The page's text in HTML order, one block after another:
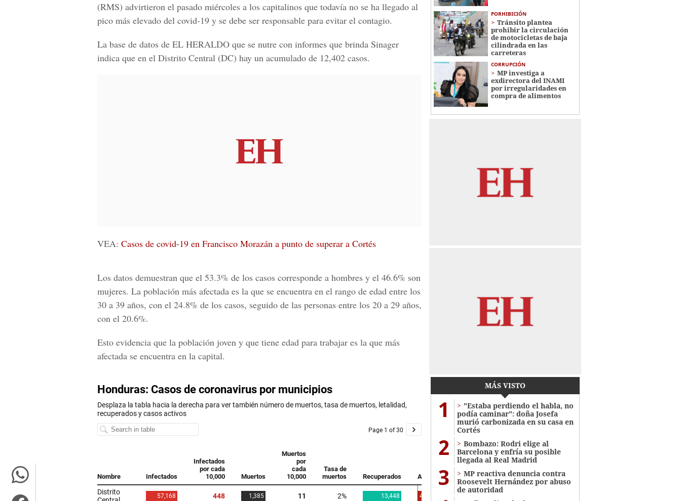
(RMS) advirtieron el pasado miércoles a los capitalinos que todavía no se ha llegado al
pico más elevado del covid-19 y se debe ser responsable para evitar el contagio.
La base de datos de EL HERALDO que se nutre con informes que brinda Sinager
indica que en el Distrito Central (DC) hay un acumulado de 12,402 casos.
VEA: Casos de covid-19 en Francisco Morazán a punto de superar a Cortés
Los datos demuestran que el 53.3% de los casos corresponde a hombres y el 46.6% son
mujeres. La población más afectada es la que se encuentra en el rango de edad entre los
30 a 39 años, con el 24.8% de los casos, seguido de las personas entre los 20 a 29 años,
con el 20.6%.
Esto evidencia que la población joven y que tiene edad para trabajar es la que más
afectada se encuentra en la capital.
PORHIBICIÓN
Tránsito plantea
prohibir la circulación
de motocicletas de baja
cilindrada en las
carreteras
CORRUPCIÓN
MP investiga a
exdirectora del INAMI
por irregularidades en
compra de alimentos
MÁS VISTO
1
"Estaba perdiendo el habla, no
podía caminar": doña Josefa
murió carbonizada en su casa en
Cortés
2
Bombazo: Rodri elige al
Barcelona y enfría su posible
llegada al Real Madrid
3
MP reactiva denuncia contra
Roosevelt Hernández por abuso
de autoridad